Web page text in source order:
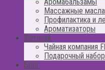
Массажные
Профилактика и
Ароматизаторы
Фиточай
Чайная компания
Подарочный
Блог